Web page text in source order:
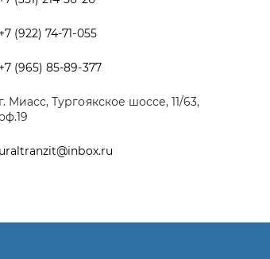
оф.19
uraltranzit@inbox.ru